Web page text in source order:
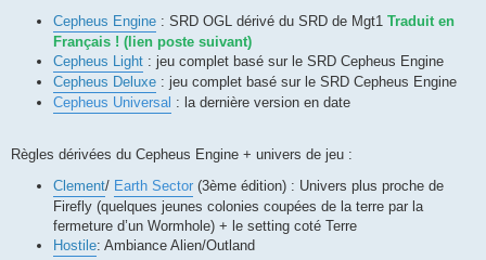
Cepheus Engine : SRD OGL dérivé du SRD de Mgt1 Traduit en
Français ! (lien poste suivant)
Cepheus Light : jeu complet basé sur le SRD Cepheus Engine
Cepheus Deluxe : jeu complet basé sur le SRD Cepheus Engine
Cepheus Universal : la dernière version en date
Règles dérivées du Cepheus Engine + univers de jeu :
Clement/ Earth Sector (3ème édition) : Univers plus proche de
Firefly (quelques jeunes colonies coupées de la terre par la
fermeture d’un Wormhole) + le setting coté Terre
Hostile: Ambiance Alien/Outland